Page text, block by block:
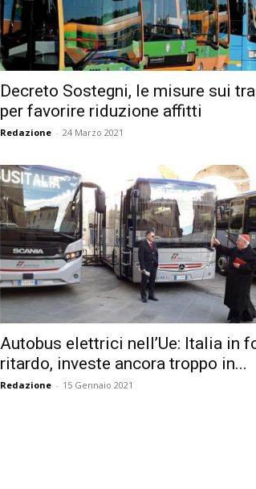
Decreto Sostegni, le misure sui
per favorire riduzione affitti
Redazione - 24 Marzo 2021
Autobus elettrici nell’Ue: Italia in
ritardo, investe ancora troppo in...
Redazione - 15 Gennaio 2021